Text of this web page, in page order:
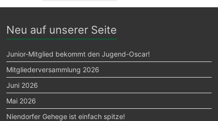
Neu auf unserer Seite
Junior-Mitglied bekommt den Jugend-Oscar!
Mitgliederversammlung 2026
Juni 2026
Mai 2026
Niendorfer Gehege ist einfach spitze!